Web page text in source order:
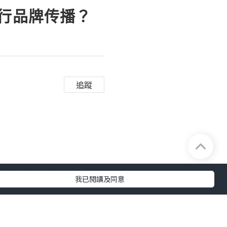
品牌传播？
追蹤
用户互动来增加品牌
众。
我已閱讀及同意